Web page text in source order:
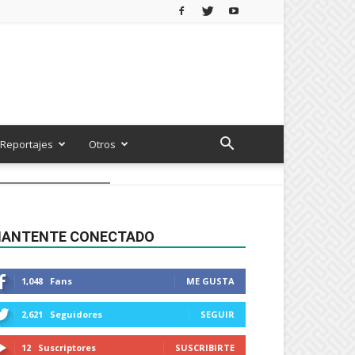
Reportajes Otros
CONECTADO
1,048 Fans ME GUSTA
2,621 Seguidores SEGUIR
12 Suscriptores SUSCRIBIRTE